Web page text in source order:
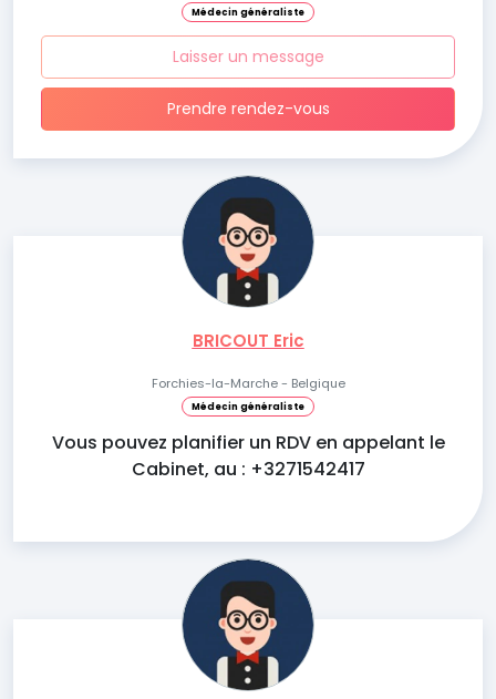
Médecin généraliste
Laisser un message
Prendre rendez-vous
BRICOUT Eric
Forchies-la-Marche - Belgique
Médecin généraliste
Vous pouvez planifier un RDV en appelant le
Cabinet, au : +3271542417